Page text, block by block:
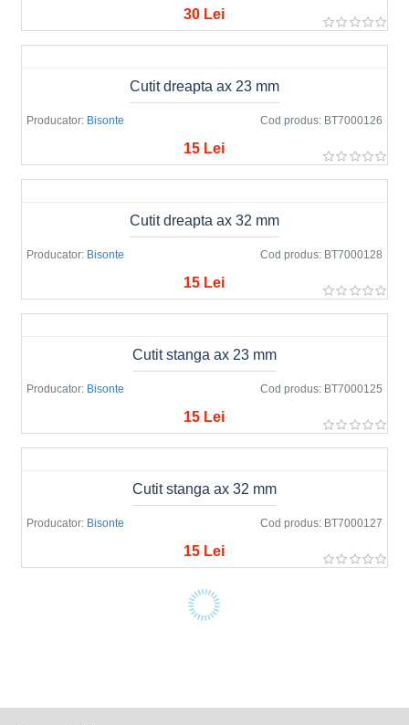
30 Lei
Producator: Bisonte Cod produs: BT7000126
Cutit dreapta ax 23 mm
15 Lei
Producator: Bisonte Cod produs: BT7000128
Cutit dreapta ax 32 mm
15 Lei
Producator: Bisonte Cod produs: BT7000125
Cutit stanga ax 23 mm
15 Lei
Producator: Bisonte Cod produs: BT7000127
Cutit stanga ax 32 mm
15 Lei